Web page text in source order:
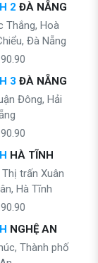
2 ĐÀ NẴNG
Thắng, Hoà
Đà Nẵng
3 ĐÀ NẴNG
Đông, Hải
HÀ TĨNH
Thị trấn Xuân
Hà Tĩnh
NGHỆ AN
Thành phố